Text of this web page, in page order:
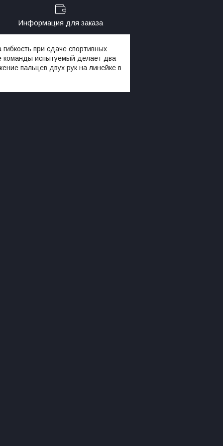
Информация для заказа
при сдаче спортивных
команды испытуемый делает два
пальцев двух рук на линейке в